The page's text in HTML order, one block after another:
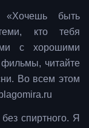
быть
кто тебя
с хорошими
читайте
Во всем этом
спиртного. Я